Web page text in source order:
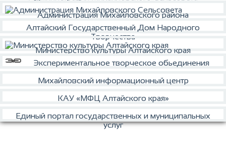
Администрация Михайловского района
Алтайский Государственный Дом Народного
Творчества
Министерство культуры Алтайского края
Экспериментальное творческое обьединения
Михайловский информационный центр
КАУ «МФЦ Алтайского края»
Единый портал государственных и муниципальных
услуг